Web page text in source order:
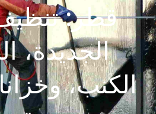
قطر: تنظيف
الجديدة،
الكنب،